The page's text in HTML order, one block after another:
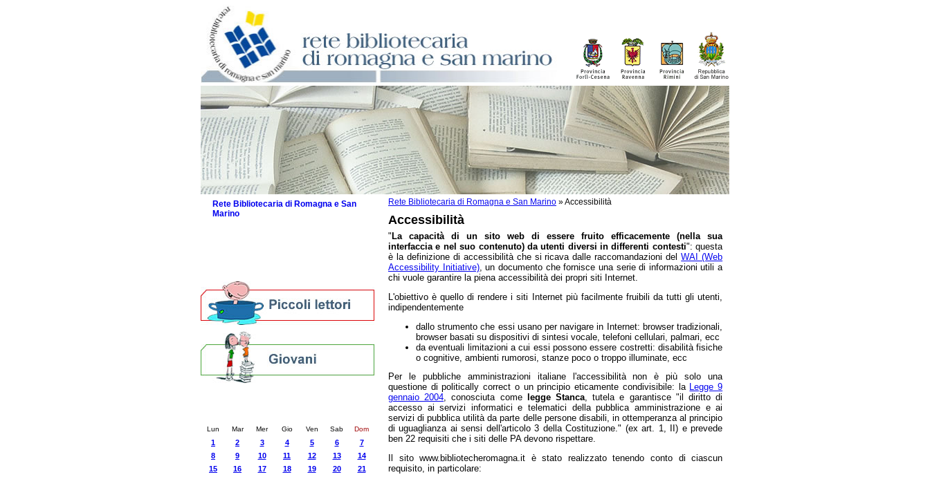
Rete Bibliotecaria di Romagna e San Marino »Accessibilità
Accessibilità
" La capacità di un sito web di essere fruito efficacemente (nella sua
interfaccia e nel suo contenuto) da utenti diversi in differenti contesti": questa
è la definizione di accessibilità che si ricava dalle raccomandazioni delWAI (Web
Accessibility Initiative), un documento che fornisce una serie di informazioni utili a
chi vuole garantire la piena accessibilità dei propri siti Internet.
L'obiettivo è quello di rendere i siti Internet più facilmente fruibili da tutti gli utenti,
indipendentemente
dallo strumento che essi usano per navigare in Internet: browser tradizionali,
browser basati su dispositivi di sintesi vocale, telefoni cellulari, palmari, ecc
da eventuali limitazioni a cui essi possono essere costretti: disabilità fisiche
o cognitive, ambienti rumorosi, stanze poco o troppo illuminate, ecc
Per le pubbliche amministrazioni italiane l'accessibilità non è più solo una
questione di politically correct o un principio eticamente condivisibile: la Legge 9
gennaio 2004, conosciuta come legge Stanca, tutela e garantisce "il diritto di
accesso ai servizi informatici e telematici della pubblica amministrazione e ai
servizi di pubblica utilità da parte delle persone disabili, in ottemperanza al principio
di uguaglianza ai sensi dell'articolo 3 della Costituzione." (ex art. 1, II) e prevede
ben 22 requisiti che i siti delle PA devono rispettare.
Il sito www.bibliotecheromagna.it è stato realizzato tenendo conto di ciascun
requisito, in particolare:
Rete Bibliotecaria di Romagna e San
Marino
Lun Mar Mer Gio Ven Sab Dom
1 2 3 4 5 6
7
8
9 10 11 12 13
14
15
16 17 18 19 20
21